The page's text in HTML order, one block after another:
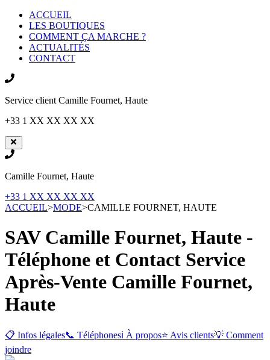
ACCUEIL
LES BOUTIQUES
COMMENT ÇA MARCHE ?
ACTUALITÉS
CONTACT
Service client Camille Fournet, Haute
+33 1 XX XX XX XX
Camille Fournet, Haute
+33 1 XX XX XX XX
ACCUEIL>MODE>CAMILLE FOURNET, HAUTE
SAV Camille Fournet, Haute -
Téléphone et Contact Service
Après-Vente Camille Fournet,
Haute
📋 Infos légales📞 Téléphonesℹ️ À propos⭐ Avis clients💡 Comment
joindre